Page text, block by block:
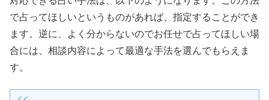
で占ってほしいというものがあれば、指定することができ
ます。逆に、よく分からないのでお任せで占ってほしい場
合には、相談内容によって最適な手法を選んでもらえま
す。